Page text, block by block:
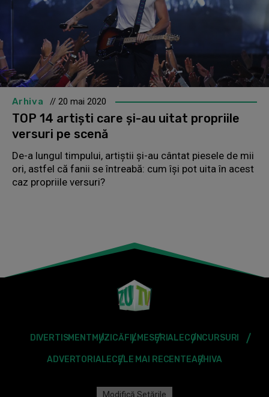
Arhiva // 20 mai 2020
TOP 14 artiști care și-au uitat propriile
versuri pe scenă
De-a lungul timpului, artiștii și-au cântat piesele de mii
ori, astfel că fanii se întreabă: cum își pot uita în acest
caz propriile versuri?
DIVERTISMENT MUZICĂFILMESERIALECONCURSURI
ADVERTORIALECELE MAI RECENTEARHIVA
Modifică Setările